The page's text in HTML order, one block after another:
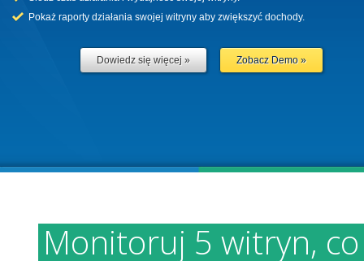
Pokaż raporty działania swojej witryny aby zwiększyć dochody.
Dowiedz się więcej » Zobacz Demo »
Monitoruj 5 witryn,